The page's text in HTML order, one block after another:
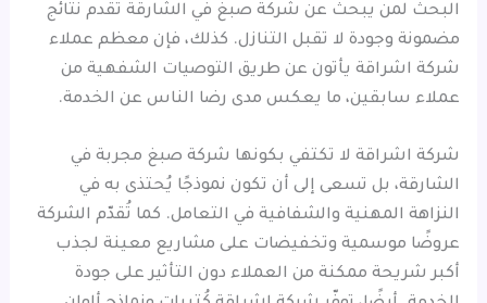
البحث لمن يبحث عن شركة صبغ في الشارقة تقدم نتائج
مضمونة وجودة لا تقبل التنازل. كذلك، فإن معظم عملاء
شركة اشراقة يأتون عن طريق التوصيات الشفهية من
عملاء سابقين، ما يعكس مدى رضا الناس عن الخدمة.
شركة اشراقة لا تكتفي بكونها شركة صبغ مجربة في
الشارقة، بل تسعى إلى أن تكون نموذجًا يُحتذى به في
النزاهة المهنية والشفافية في التعامل. كما تُقدّم الشركة
عروضًا موسمية وتخفيضات على مشاريع معينة لجذب
أكبر شريحة ممكنة من العملاء دون التأثير على جودة